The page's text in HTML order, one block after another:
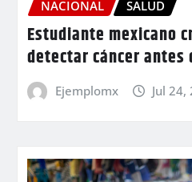
NACIONAL SALUD
Estudiante mexicano
detectar cáncer
Ejemplomx Jul 24,